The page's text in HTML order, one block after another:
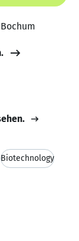
Biotechnology